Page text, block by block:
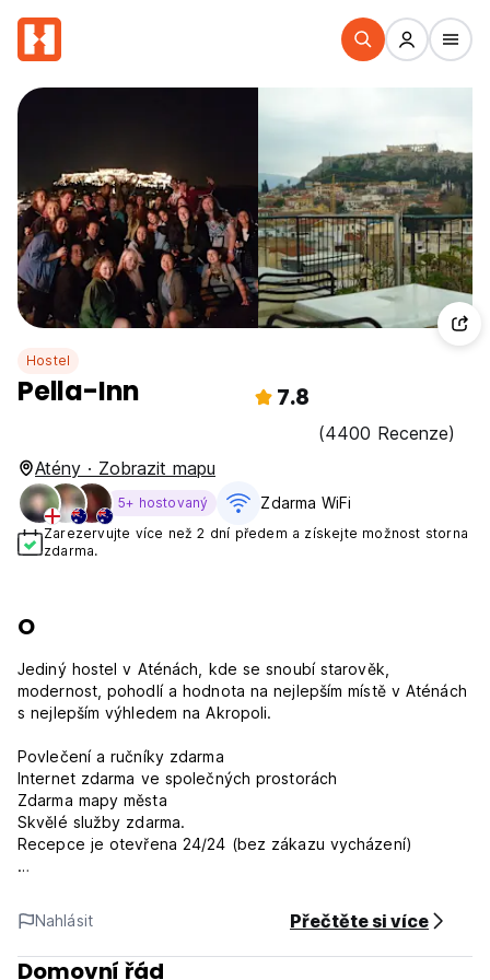
Hostel
Pella-Inn 7.8
(4400 Recenze)
Atény · Zobrazit mapu
5+ hostovaný Zdarma WiFi
Zarezervujte více než 2 dní předem a získejte možnost storna
zdarma.
O
Jediný hostel v Aténách, kde se snoubí starověk,
modernost, pohodlí a hodnota na nejlepším místě v Aténách
s nejlepším výhledem na Akropoli.
Povlečení a ručníky zdarma
Internet zdarma ve společných prostorách
Zdarma mapy města
Skvělé služby zdarma.
Recepce je otevřena 24/24 (bez zákazu vycházení)
docházkové vzdálenosti od slavné Akropole, náměstí
Monastiraki a náměstí Plaka. Pokoje a jejich balkony mají
přímý výhled na Akropoli, stejně jako střecha , která je
ideální pro odpočinek, zábavu a setkání s ostatními
Nahlásit Přečtěte si více
Domovní řád